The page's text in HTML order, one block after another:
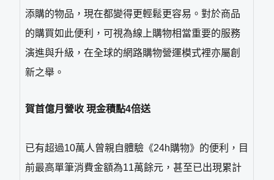
添購的物品，現在都變得更輕鬆更容易。對於商品
的購買如此便利，可視為線上購物相當重要的服務
演進與升級，在全球的網路購物營運模式裡亦屬創
新之舉。
賀首億月營收 現金積點4倍送
已有超過10萬人曾親自體驗《24h購物》的便利，目
前最高單筆消費金額為11萬餘元，甚至已出現累計